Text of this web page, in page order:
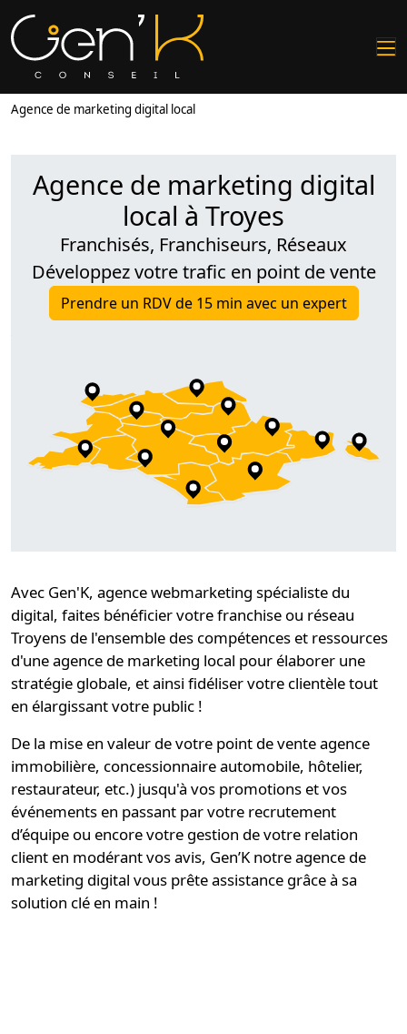
Agence de marketing digital local
Agence de marketing digital
local à Troyes
Franchisés, Franchiseurs, Réseaux
Développez votre trafic en point de vente
Prendre un RDV de 15 min avec un expert
Avec Gen'K, agence webmarketing spécialiste du
digital, faites bénéficier votrefranchise ou réseau
Troyens de l'ensemble des compétences et ressources
d'uneagence de marketing local pour élaborer une
stratégie globale, et ainsi fidéliservotre clientèle tout
en élargissant votre public !
De la mise en valeur de votre point de vente agence
immobilière, concessionnaire automobile, hôtelier,
restaurateur, etc.) jusqu'à vos promotions et vos
événements en passant par votre recrutement
d’équipe ou encore votre gestion de votre relation
client en modérant vos avis, Gen’K notreagence de
marketing digital vous prête assistance grâce à sa
solution clé en main !